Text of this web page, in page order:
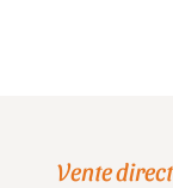
Vente